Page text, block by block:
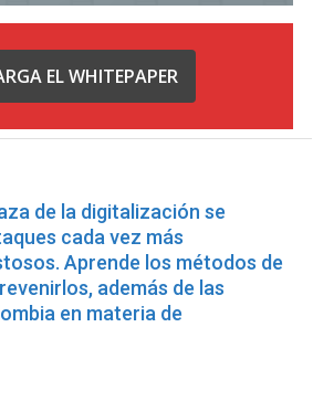
EL WHITEPAPER
de la digitalización se
cada vez más
Aprende los métodos de
además de las
en materia de